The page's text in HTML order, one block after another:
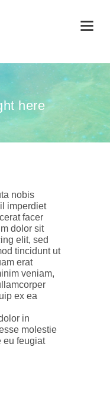
here
nobis
imperdiet
facer
dolor sit
elit, sed
tincidunt ut
erat
veniam,
ex ea
in
molestie
eu feugiat